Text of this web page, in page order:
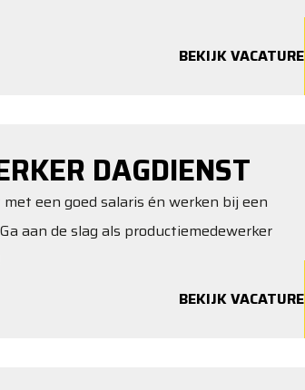
BEKIJK VACATURE
DAGDIENST
een goed salaris én werken bij een
aan de slag als productiemedewerker
BEKIJK VACATURE